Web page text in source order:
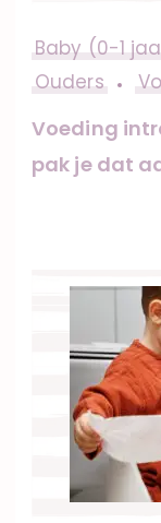
Baby (0-1
Ouders
Voeding
pak je dat